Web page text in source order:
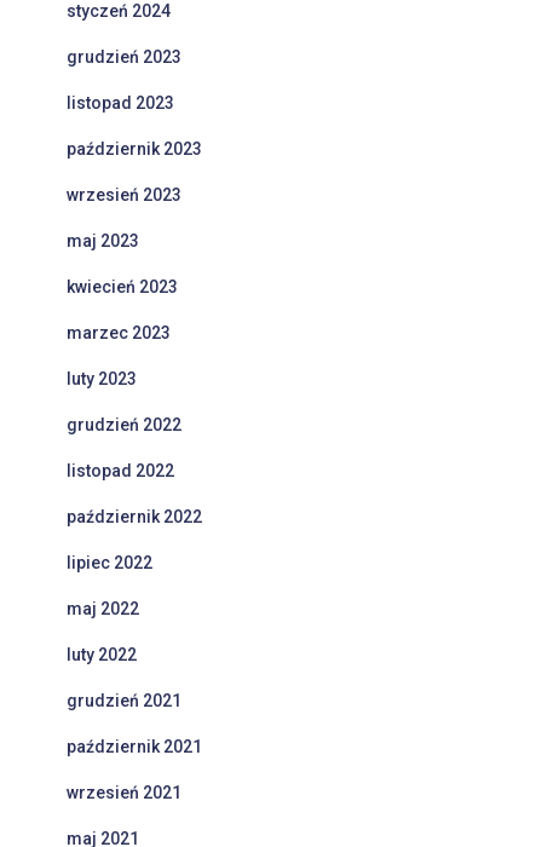
styczeń 2024
grudzień 2023
listopad 2023
październik 2023
wrzesień 2023
maj 2023
kwiecień 2023
marzec 2023
luty 2023
grudzień 2022
listopad 2022
październik 2022
lipiec 2022
maj 2022
luty 2022
grudzień 2021
październik 2021
wrzesień 2021
maj 2021